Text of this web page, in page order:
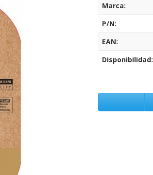
Marca:
P/N:
EAN:
Disponibilidad: